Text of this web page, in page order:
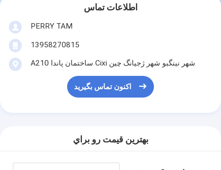
اطلاعات تماس
PERRY TAM
13958270815
A210 ساختمان پاندا Cixi شهر نینگبو شهر ژجیانگ چین
اکنون تماس بگیرید
بهترين قيمت رو براي